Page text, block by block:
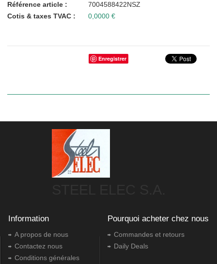
Référence article
7004588422NSZ
Cotis & taxes TVAC
0,0000 €
Enregistrer
Information
A propos de nous
Contactez nous
Conditions générales
Pourquoi acheter chez nous
Commandes et retours
Daily Deals